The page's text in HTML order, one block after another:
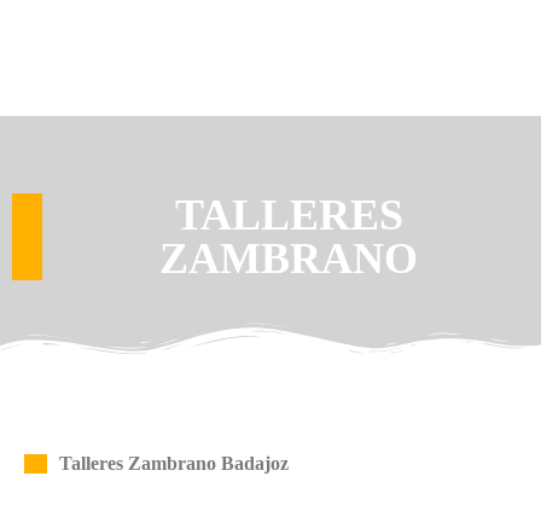
TALLERES
ZAMBRANO
Talleres Zambrano Badajoz